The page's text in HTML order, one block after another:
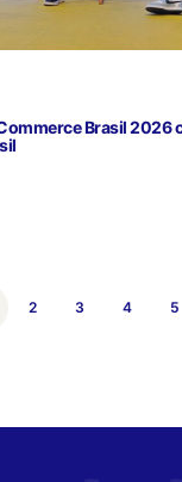
Brasil 2026
2 3 4 5